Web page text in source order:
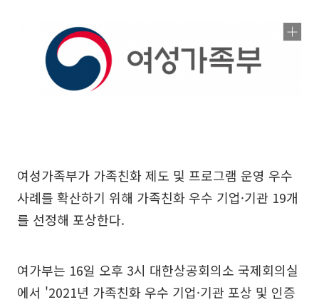
여성가족부가 가족친화 제도 및 프로그램 운영 우수
사례를 확산하기 위해 가족친화 우수 기업·기관 19개
를 선정해 포상한다.
여가부는 16일 오후 3시 대한상공회의소 국제회의실
에서 '2021년 가족친화 우수 기업·기관 포상 및 인증